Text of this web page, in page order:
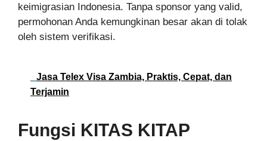
keimigrasian Indonesia. Tanpa sponsor yang valid,
permohonan Anda kemungkinan besar akan di tolak
oleh sistem verifikasi.
Jasa Telex Visa Zambia, Praktis, Cepat, dan
Terjamin
Fungsi KITAS KITAP